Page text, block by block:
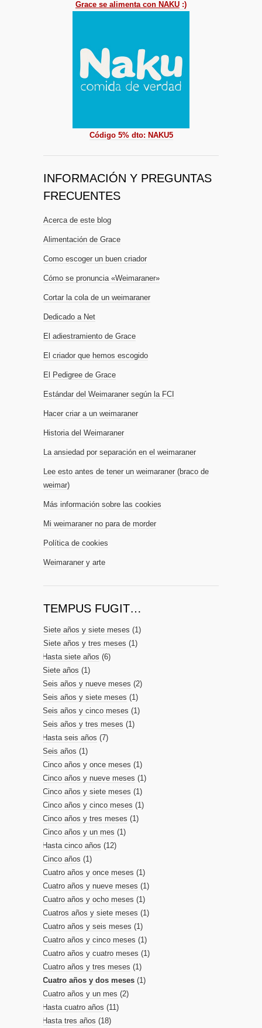
Grace se alimenta con NAKU :)
Código 5% dto: NAKU5
INFORMACIÓN Y PREGUNTAS
FRECUENTES
Acerca de este blog
Alimentación de Grace
Como escoger un buen criador
Cómo se pronuncia «Weimaraner»
Cortar la cola de un weimaraner
Dedicado a Net
El adiestramiento de Grace
El criador que hemos escogido
El Pedigree de Grace
Estándar del Weimaraner según la FCI
Hacer criar a un weimaraner
Historia del Weimaraner
La ansiedad por separación en el weimaraner
Lee esto antes de tener un weimaraner (braco de
weimar)
Más información sobre las cookies
Mi weimaraner no para de morder
Política de cookies
Weimaraner y arte
TEMPUS FUGIT…
Siete años y siete meses (1)
Siete años y tres meses (1)
Hasta siete años (6)
Siete años (1)
Seis años y nueve meses (2)
Seis años y siete meses (1)
Seis años y cinco meses (1)
Seis años y tres meses (1)
Hasta seis años (7)
Seis años (1)
Cinco años y once meses (1)
Cinco años y nueve meses (1)
Cinco años y siete meses (1)
Cinco años y cinco meses (1)
Cinco años y tres meses (1)
Cinco años y un mes (1)
Hasta cinco años (12)
Cinco años (1)
Cuatro años y once meses (1)
Cuatro años y nueve meses (1)
Cuatro años y ocho meses (1)
Cuatros años y siete meses (1)
Cuatro años y seis meses (1)
Cuatro años y cinco meses (1)
Cuatro años y cuatro meses (1)
Cuatro años y tres meses (1)
Cuatro años y dos meses(1)
Cuatro años y un mes (2)
Hasta cuatro años (11)
Hasta tres años (18)